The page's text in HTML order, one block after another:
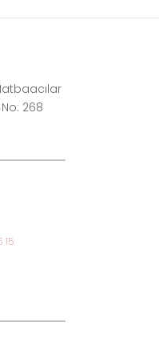
268
15